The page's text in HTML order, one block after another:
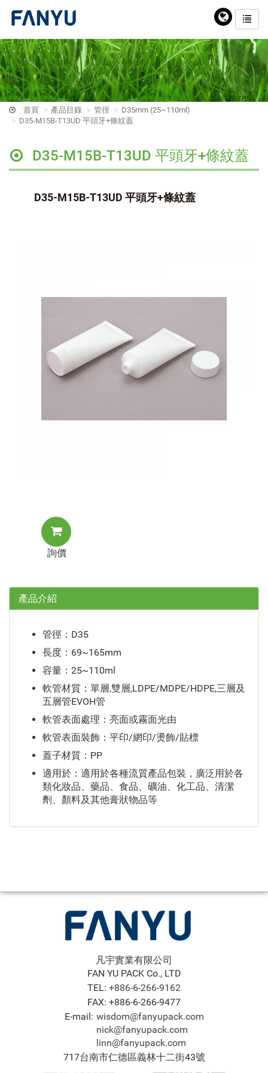
首頁 產品目錄 管徑
D35mm (25~110ml)
D35-M15B-T13UD 平頭牙+條紋蓋
D35-M15B-T13UD 平頭牙+條紋蓋
D35-M15B-T13UD 平頭牙+條紋蓋
詢價
產品介紹
管徑：D35
長度：69~165mm
容量：25~110ml
軟管材質：單層,雙層,LDPE/MDPE/HDPE,三層及
五層管EVOH管
軟管表面處理：亮面或霧面光由
軟管表面裝飾：平印/網印/燙飾/貼標
蓋子材質：PP
適用於：適用於各種流質產品包裝，廣泛用於各
類化妝品、藥品、食品、礦油、化工品、清潔
劑、顏料及其他膏狀物品等
凡宇實業有限公司
FAN YU PACK Co., LTD
TEL: +886-6-266-9162
FAX: +886-6-266-9477
E-mail: wisdom@fanyupack.com
nick@fanyupack.com
linn@fanyupack.com
717台南市仁德區義林十二街43號